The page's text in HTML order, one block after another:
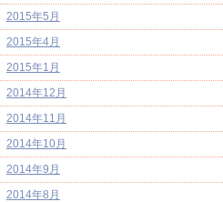
2015年5月
2015年4月
2015年1月
2014年12月
2014年11月
2014年10月
2014年9月
2014年8月